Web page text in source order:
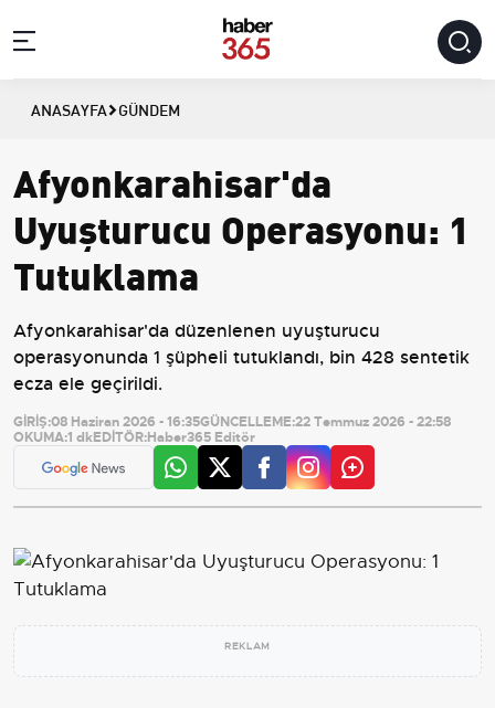
ANASAYFA GÜNDEM
Afyonkarahisar'da
Uyuşturucu Operasyonu: 1
Tutuklama
Afyonkarahisar'da düzenlenen uyuşturucu
operasyonunda 1 şüpheli tutuklandı, bin 428 sentetik
ecza ele geçirildi.
GİRİŞ:08 Haziran 2026 - 16:35GÜNCELLEME:22 Temmuz 2026 - 22:58
OKUMA:1 dkEDİTÖR:Haber365 Editör
REKLAM